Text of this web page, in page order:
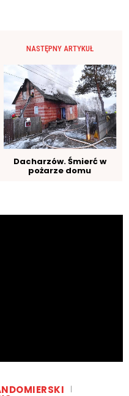
NASTĘPNY ARTYKUŁ
Dacharzów. Śmierć w
pożarze domu